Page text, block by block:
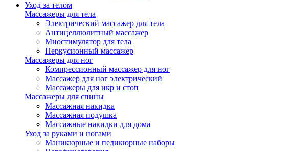
Уход за телом
Массажеры для тела
Электрический массажер для тела
Антицеллюлитный массажер
Миостимулятор для тела
Перкусионный массажер
Массажеры для ног
Компрессионный массажер для ног
Массажер для ног электрический
Массажеры для икр и стоп
Массажеры для спины
Массажная накидка
Массажная подушка
Массажные накидки для дома
Уход за руками и ногами
Маникюрные и педикюрные наборы